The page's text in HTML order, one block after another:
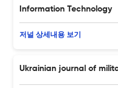
Information Technology
저널 상세내용 보기
Ukrainian journal of